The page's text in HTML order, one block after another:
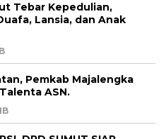
Tebar Kepedulian,
Lansia, dan Anak
Pemkab Majalengka
ASN.